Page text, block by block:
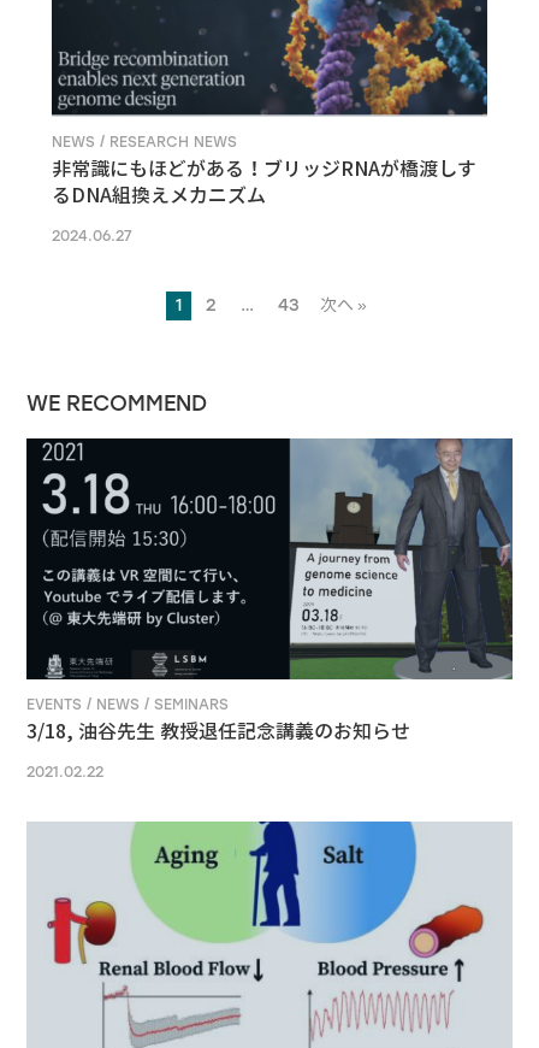
NEWS / RESEARCH NEWS
非常識にもほどがある！ブリッジRNAが橋渡しす
るDNA組換えメカニズム
2024.06.27
1 2 … 43 次へ »
WE RECOMMEND
EVENTS / NEWS / SEMINARS
3/18, 油谷先生 教授退任記念講義のお知らせ
2021.02.22